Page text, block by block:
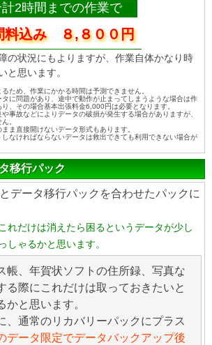
2時間までの作業で
料込み ８,８００円
の状況にもよりますが、作業自体かなり時
と思います。
め、作業にかかる時間は予測できません。
に問題があり、途中で動作が止まってしまうような場合は作
、その場合基本出張料金6,000円は必要となります。
故などによりデータの破損が発生する場合がありますが、
。
ま直接開けないデータ形式もあります。
なければならないデータは救出できても利用できない場合が
移行パック
データ移行パックを合わせたパックに
れだけは消えたら困るというデータが少し
しゃるかと思います。
帳、年賀状ソフトの住所録、写真な
る際にこれだけは取っておきたいと
かと思います。
、通常のリカバリーパックにプラス
データ限定でデータバックアップ後